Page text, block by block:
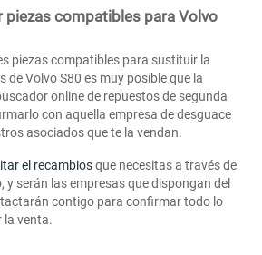
piezas compatibles para Volvo
piezas compatibles para sustituir la
de Volvo S80 es muy posible que la
online de repuestos de segunda
con aquella empresa de desguace
asociados que te la vendan.
el recambiosque necesitas a través de
y serán las empresas que dispongan del
contigo para confirmar todo lo
la venta.